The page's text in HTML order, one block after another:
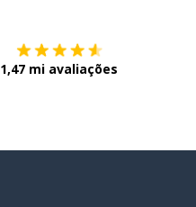
1,47 mi avaliações